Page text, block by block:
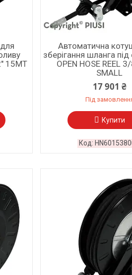
15MT
Автоматична
зберігання шланга під
OPEN HOSE REEL
SMALL
17 901 ₴
Під
Купити